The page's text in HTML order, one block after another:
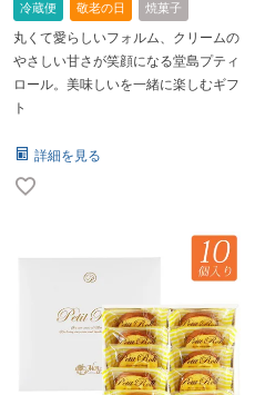
冷蔵便 敬老の日 焼菓子
丸くて愛らしいフォルム、クリームの
やさしい甘さが笑顔になる堂島プティ
ロール。美味しいを一緒に楽しむギフ
ト
詳細を見る